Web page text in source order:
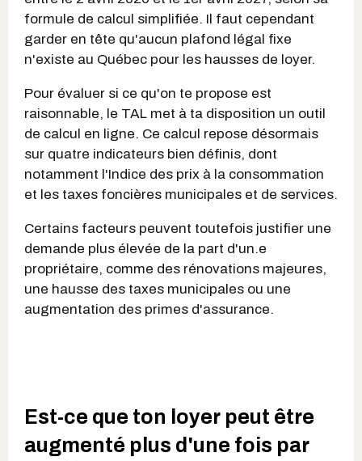
formule de calcul simplifiée. Il faut cependant
garder en tête qu'aucun plafond légal fixe
n'existe au Québec pour les hausses de loyer.
Pour évaluer si ce qu'on te propose est
raisonnable, le TAL met à ta disposition un outil
de calcul en ligne. Ce calcul repose désormais
sur quatre indicateurs bien définis, dont
notamment l'Indice des prix à la consommation
et les taxes foncières municipales et de services.
Certains facteurs peuvent toutefois justifier une
demande plus élevée de la part d'un.e
propriétaire, comme des rénovations majeures,
une hausse des taxes municipales ou une
augmentation des primes d'assurance.
Est-ce que ton loyer peut être
augmenté plus d'une fois par